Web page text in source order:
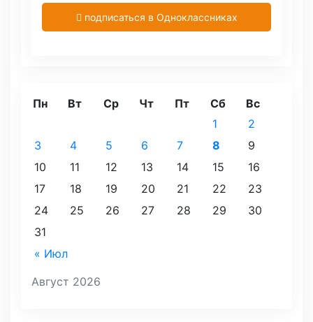
подписаться в Одноклассниках
Август 2026
Пн Вт Ср Чт Пт Сб Вс
« Июл
1
2
3
4 5 6 7 8
9
10
11 12 13 14 15
16
17
18 19 20 21 22
23
24
25 26 27 28 29
30
31